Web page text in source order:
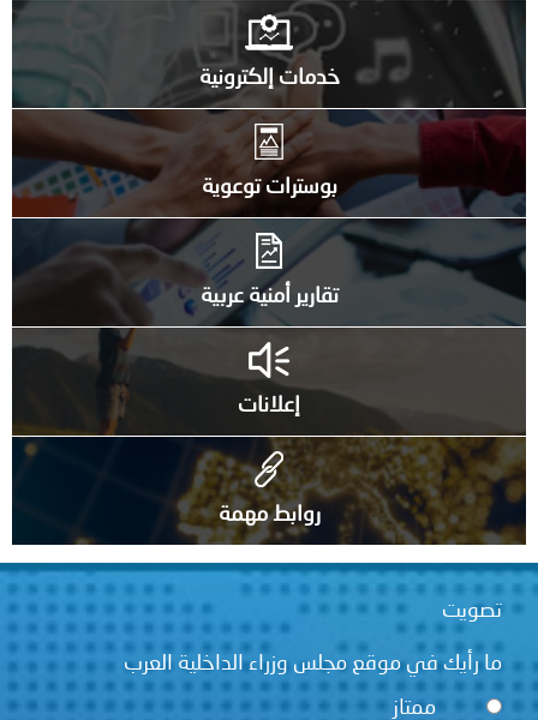
خدمات إلكترونية
بوسترات توعوية
تقارير أمنية عربية
إعلانات
روابط مهمة
تصويت
ما رأيك في موقع مجلس وزراء الداخلية العرب
ممتاز